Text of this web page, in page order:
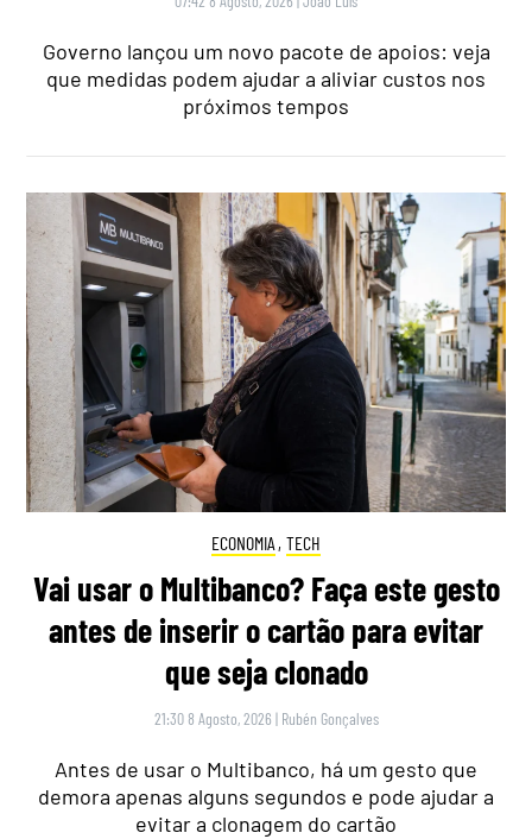
Governo lançou um novo pacote de apoios: veja
que medidas podem ajudar a aliviar custos nos
próximos tempos
ECONOMIA , TECH
Vai usar o Multibanco? Faça este gesto
antes de inserir o cartão para evitar
que seja clonado
21:30 8 Agosto, 2026 | Rubén Gonçalves
Antes de usar o Multibanco, há um gesto que
demora apenas alguns segundos e pode ajudar a
evitar a clonagem do cartão